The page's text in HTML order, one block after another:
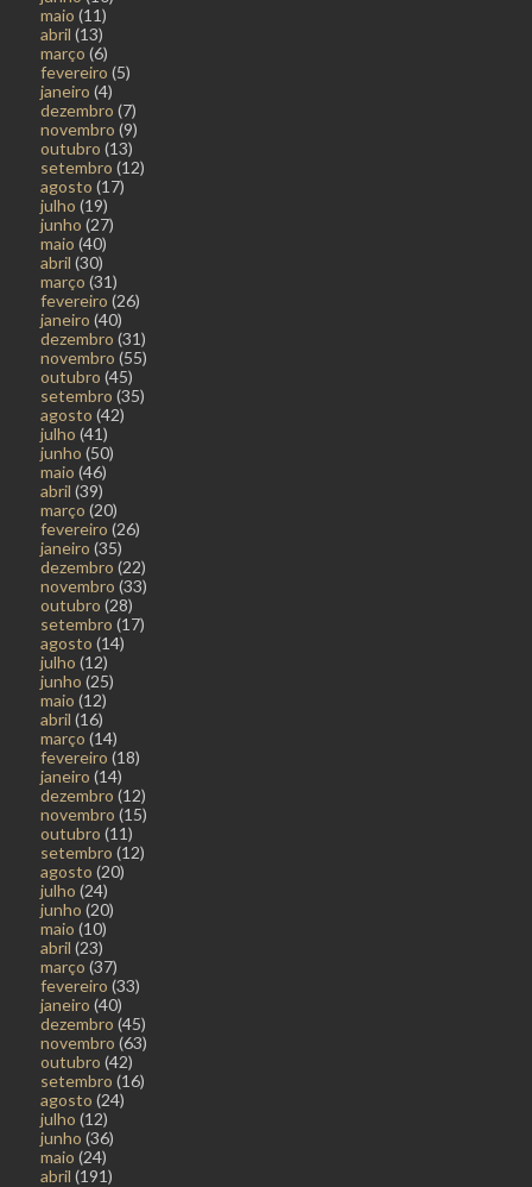
maio (11)
abril (13)
março (6)
fevereiro (5)
janeiro (4)
dezembro (7)
novembro (9)
outubro (13)
setembro (12)
agosto (17)
julho (19)
junho (27)
maio (40)
abril (30)
março (31)
fevereiro (26)
janeiro (40)
dezembro (31)
novembro (55)
outubro (45)
setembro (35)
agosto (42)
julho (41)
junho (50)
maio (46)
abril (39)
março (20)
fevereiro (26)
janeiro (35)
dezembro (22)
novembro (33)
outubro (28)
setembro (17)
agosto (14)
julho (12)
junho (25)
maio (12)
abril (16)
março (14)
fevereiro (18)
janeiro (14)
dezembro (12)
novembro (15)
outubro (11)
setembro (12)
agosto (20)
julho (24)
junho (20)
maio (10)
abril (23)
março (37)
fevereiro (33)
janeiro (40)
dezembro (45)
novembro (63)
outubro (42)
setembro (16)
agosto (24)
julho (12)
junho (36)
maio (24)
abril (191)